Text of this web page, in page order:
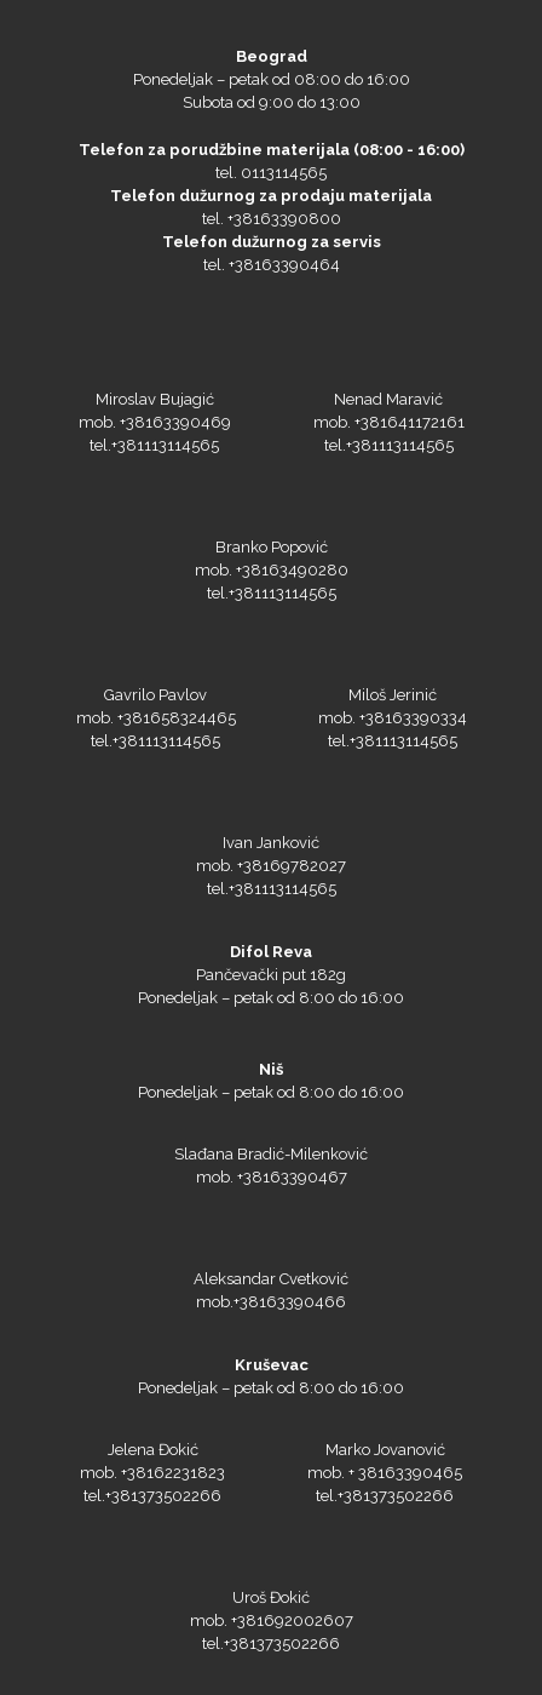
Beograd
Ponedeljak – petak od 08:00 do 16:00
Subota od 9:00 do 13:00
Telefon za porudžbine materijala (08:00 - 16:00)
tel. 0113114565
Telefon dužurnog za prodaju materijala
tel. +38163390800
Telefon dužurnog za servis
tel. +38163390464
Miroslav Bujagić
mob. +38163390469
tel.+381113114565
Nenad Maravić
mob. +381641172161
tel.+381113114565
Branko Popović
mob. +38163490280
tel.+381113114565
Gavrilo Pavlov
mob. +381658324465
tel.+381113114565
Miloš Jerinić
mob. +38163390334
tel.+381113114565
Ivan Janković
mob. +38169782027
tel.+381113114565
Difol Reva
Pančevački put 182g
Ponedeljak – petak od 8:00 do 16:00
Niš
Ponedeljak – petak od 8:00 do 16:00
Slađana Bradić-Milenković
mob. +38163390467
Aleksandar Cvetković
mob.+38163390466
Kruševac
Ponedeljak – petak od 8:00 do 16:00
Jelena Đokić
mob. +38162231823
tel.+381373502266
Marko Jovanović
mob. + 38163390465
tel.+381373502266
Uroš Đokić
mob. +381692002607
tel.+381373502266